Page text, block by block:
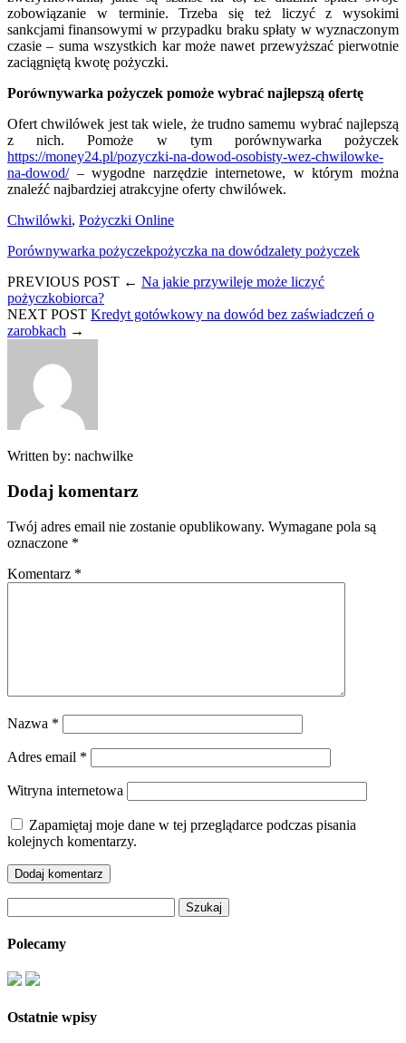
zobowiązanie w terminie. Trzeba się też liczyć z wysokimi
sankcjami finansowymi w przypadku braku spłaty w wyznaczonym
czasie – suma wszystkich kar może nawet przewyższać pierwotnie
zaciągniętą kwotę pożyczki.
Porównywarka pożyczek pomoże wybrać najlepszą ofertę
Ofert chwilówek jest tak wiele, że trudno samemu wybrać najlepszą
z nich. Pomoże w tym porównywarka pożyczek
https://money24.pl/pozyczki-na-dowod-osobisty-wez-chwilowke-
na-dowod/– wygodne narzędzie internetowe, w którym można
znaleźć najbardziej atrakcyjne oferty chwilówek.
Chwilówki, Pożyczki Online
Porównywarka pożyczekpożyczka na dowódzalety pożyczek
PREVIOUS POST ← Na jakie przywileje może liczyć
pożyczkobiorca?
NEXT POST Kredyt gotówkowy na dowód bez zaświadczeń o
zarobkach →
Written by: nachwilke
Dodaj komentarz
Twój adres email nie zostanie opublikowany. Wymagane pola są
oznaczone *
Komentarz *
Nazwa *
Adres email *
Witryna internetowa
Zapamiętaj moje dane w tej przeglądarce podczas pisania
kolejnych komentarzy.
Polecamy
Ostatnie wpisy